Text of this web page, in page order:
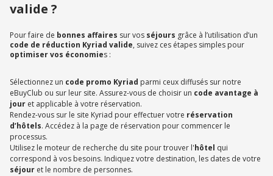
valide ?
Pour faire de bonnes affaires sur vos séjours grâce à l’utilisation d’un
code de réduction Kyriad valide, suivez ces étapes simples pour
optimiser vos économies :
Sélectionnez un code promo Kyriad parmi ceux diffusés sur notre
eBuyClub ou sur leur site. Assurez-vous de choisir un code avantage à
jour et applicable à votre réservation.
Rendez-vous sur le site Kyriad pour effectuer votre réservation
d’hôtels. Accédez à la page de réservation pour commencer le
processus.
Utilisez le moteur de recherche du site pour trouver l'hôtel qui
correspond à vos besoins. Indiquez votre destination, les dates de votre
séjour et le nombre de personnes.